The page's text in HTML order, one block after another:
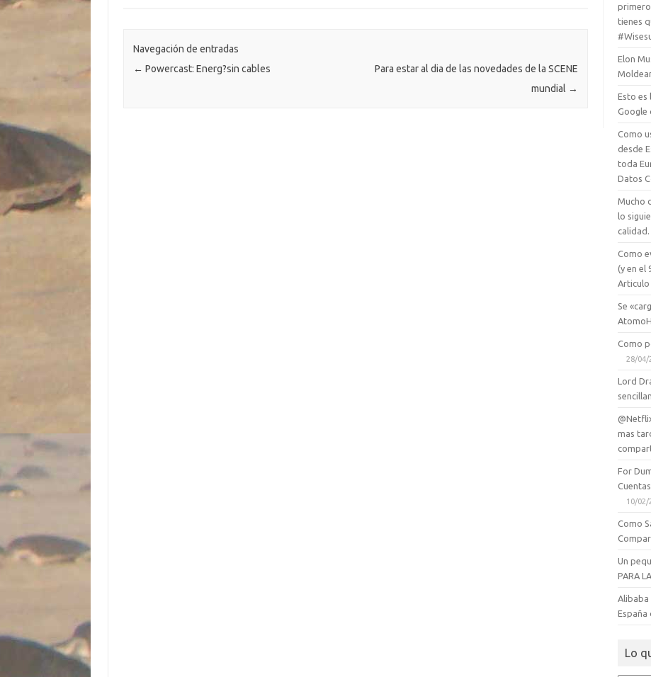
k
k
p
ik
ti
r
Navegación de entradas
← Powercast: Energ?sin cables
Para estar al dia de las novedades de la SCENE
mundial →
tienes
Elon
Esto es
Google
Como
desde
toda
Datos
Mucho
lo
calidad.
Como
(y en el
Articulo
Se
Como
28/04/
Lord
mas
For
10/02/
Como
Un
PARA
Alibaba
España
Lo